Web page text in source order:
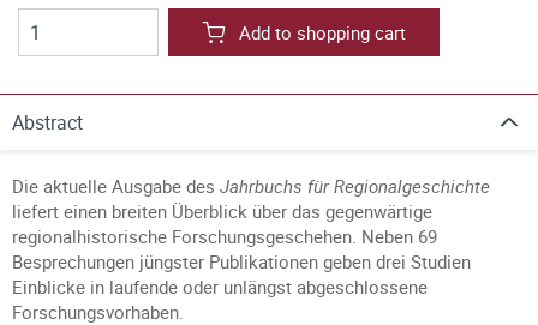
Add to shopping cart
Abstract
Die aktuelle Ausgabe des Jahrbuchs für Regionalgeschichte
liefert einen breiten Überblick über das gegenwärtige
regionalhistorische Forschungsgeschehen. Neben 69
Besprechungen jüngster Publikationen geben drei Studien
Einblicke in laufende oder unlängst abgeschlossene
Forschungsvorhaben.